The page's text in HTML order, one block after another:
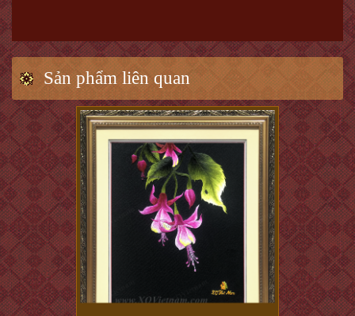
Sản phẩm liên quan